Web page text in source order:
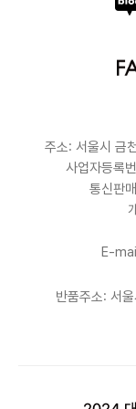
주소: 서울시 금
사업자등록
통신판
E-
반품주소: 서